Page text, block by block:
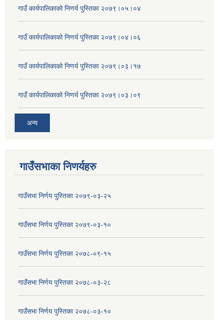
गाउँ कार्यपालिकाको निणर्य पुस्तिका २०७९।०५।०४
गाउँ कार्यपालिकाको निणर्य पुस्तिका २०७९।०४।०६
गाउँ कार्यपालिकाको निणर्य पुस्तिका २०७९।०३।१७
गाउँ कार्यपालिकाको निणर्य पुस्तिका २०७९।०३।०९
अन्य
गाउँसभाका निणर्यहरु
गाउँसभा निर्णय पुस्तिका २०७९-०३-२५
गाउँसभा निर्णय पुस्तिका २०७९-०३-१०
गाउँसभा निर्णय पुस्तिका २०७८-०९-१५
गाउँसभा निर्णय पुस्तिका २०७८-०३-२८
गाउँसभा निर्णय पुस्तिका २०७८-०३-१०